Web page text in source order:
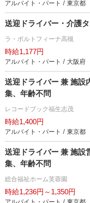
アルバイト・パート / 東京都
送迎ドライバー・介護
ラ・ポルトフィーナ高槻
時給1,177円
アルバイト・パート / 大阪府
送迎ドライバー 兼 施設
集、年齢不問
レコードブック福生志茂
時給1,400円
アルバイト・パート / 東京都
送迎ドライバー 兼 施設
集、年齢不問
総合福祉ホーム芙蓉園
時給1,236円～1,350円